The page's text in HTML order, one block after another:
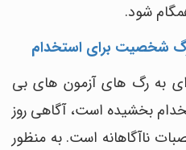
شود.
شخصیت برای استخدام
به رگ های آزمون های بی
بخشیده است، آگاهی روز
ناآگاهانه است. به منظور